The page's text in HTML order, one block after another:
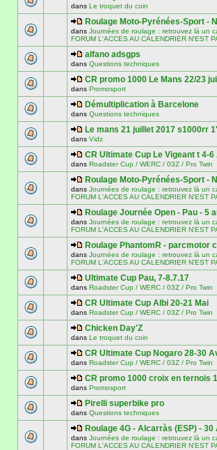
dans Le troquet du coin
Roulage Moto-Pyrénées-Sport -
dans Journées de roulage : retrouvez là un
FORUM L'ACCES AU CALENDRIER N'EST
alfano adsgps
dans Questions techniques
CR promo 1000 Le Mans 22/23
dans Promosport
Démultiplication à Barcelone
dans Questions techniques
Le mans 21 juillet 2017 s1000rr
dans Vidz
CR Ultimate Cup Le Vigeant t 4-6
dans Roadster Cup / WERC / 03Z / Pro Twin
Roulage Moto-Pyrénées-Sport -
dans Journées de roulage : retrouvez là un
FORUM L'ACCES AU CALENDRIER N'EST
Roulage Journée Open - Pau - 5
dans Journées de roulage : retrouvez là un
FORUM L'ACCES AU CALENDRIER N'EST
Roulage PhantomR - parcmotor
dans Journées de roulage : retrouvez là un
FORUM L'ACCES AU CALENDRIER N'EST
Ultimate Cup Pau, 7-8.7.17
dans Roadster Cup / WERC / 03Z / Pro Twin
CR Ultimate Cup Albi 20-21 Mai
dans Roadster Cup / WERC / 03Z / Pro Twin
Chicken Day'Z
dans Le troquet du coin
CR Ultimate Cup Nogaro 28-30
dans Roadster Cup / WERC / 03Z / Pro Twin
CR promo 1000 croix en ternois
dans Promosport
Pirelli superbike pro
dans Questions techniques
Roulage 4G - Alcarràs (ESP) -
dans Journées de roulage : retrouvez là un
FORUM L'ACCES AU CALENDRIER N'EST